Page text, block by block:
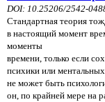
DOI: 10.25206/2542-
Стандартная теория
в настоящий момент
моменты
времени, только если
психики или
не может быть
он, по крайней мере на